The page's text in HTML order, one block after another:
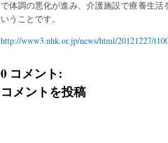
で体調の悪化が進み、介護施設で療養生
いうことです。
http://www3.nhk.or.jp/news/html/20121227/
0 コメント:
コメントを投稿